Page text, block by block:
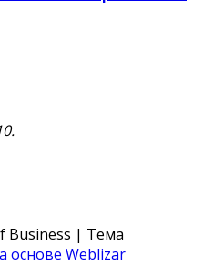
Business | Тема
основе Weblizar